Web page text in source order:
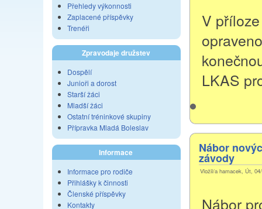
Přehledy výkonnosti
Zaplacené příspěvky
Trenéři
Zpravodaje družstev
Dospělí
Junioři a dorost
Starší žáci
Mladší žáci
Ostatní tréninkové skupiny
Přípravka Mladá Boleslav
Informace
Informace pro rodiče
Přihlášky k činnosti
Členské příspěvky
Kontakty
V
LKAS
Nábor
závody
Vložil/a hamacek, Út,
Nábor